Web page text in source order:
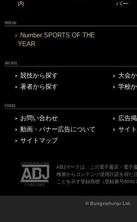
内
バー
SPECIAL
Number SPORTS OF THE
YEAR
ARCHIVE
競技から探す
大会
著者から探す
学校
OTHERS
お問い合わせ
広告
動画・バナー広告について
サイ
サイトマップ
ABJマークは、この電子書店・電子
権者からコンテンツ使用許諾を得た
ことを示す登録商標（登録番号
© Bungeishunju Ltd.